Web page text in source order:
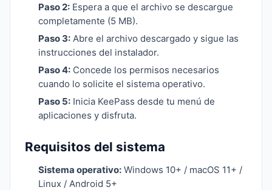
Paso 2: Espera a que el archivo se descargue
completamente (5 MB).
Paso 3: Abre el archivo descargado y sigue las
instrucciones del instalador.
Paso 4: Concede los permisos necesarios
cuando lo solicite el sistema operativo.
Paso 5: Inicia KeePass desde tu menú de
aplicaciones y disfruta.
Requisitos del sistema
Sistema operativo: Windows 10+ / macOS 11+ /
Linux / Android 5+